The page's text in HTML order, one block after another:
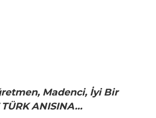
Madenci, İyi Bir
ANISINA…